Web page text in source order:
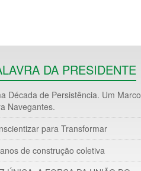
DA PRESIDENTE
Década de Persistência. Um Marco
Navegantes.
para Transformar
de construção coletiva